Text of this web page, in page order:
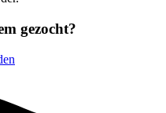
gezocht?